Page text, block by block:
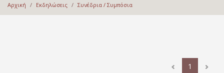
Αρχική Εκδηλώσεις Συνέδρια / Συμπόσια
1